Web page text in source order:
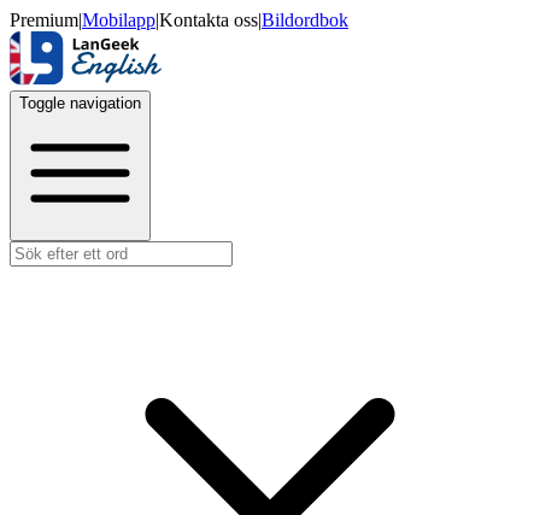
Premium|Mobilapp|Kontakta oss|Bildordbok
Toggle navigation